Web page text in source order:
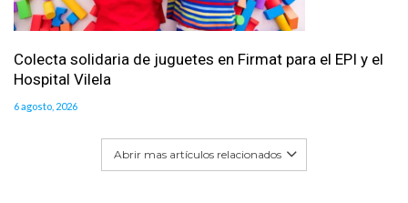
Colecta solidaria de juguetes en Firmat para el EPI y el
Hospital Vilela
6 agosto, 2026
Abrir mas artículos relacionados